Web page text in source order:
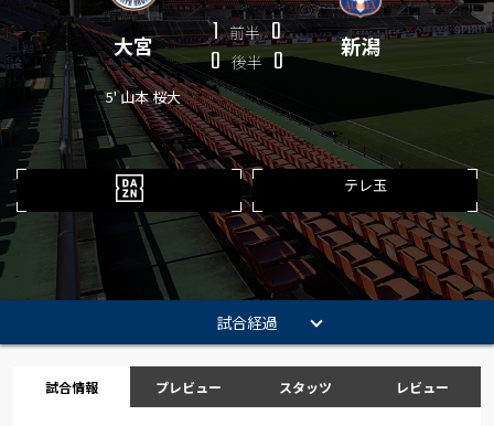
大宮
5' 山本 桜大
1 前半 0
0 後半 0 新潟
テレ玉
試合経過
試合情報 プレビュー スタッツ レビュー